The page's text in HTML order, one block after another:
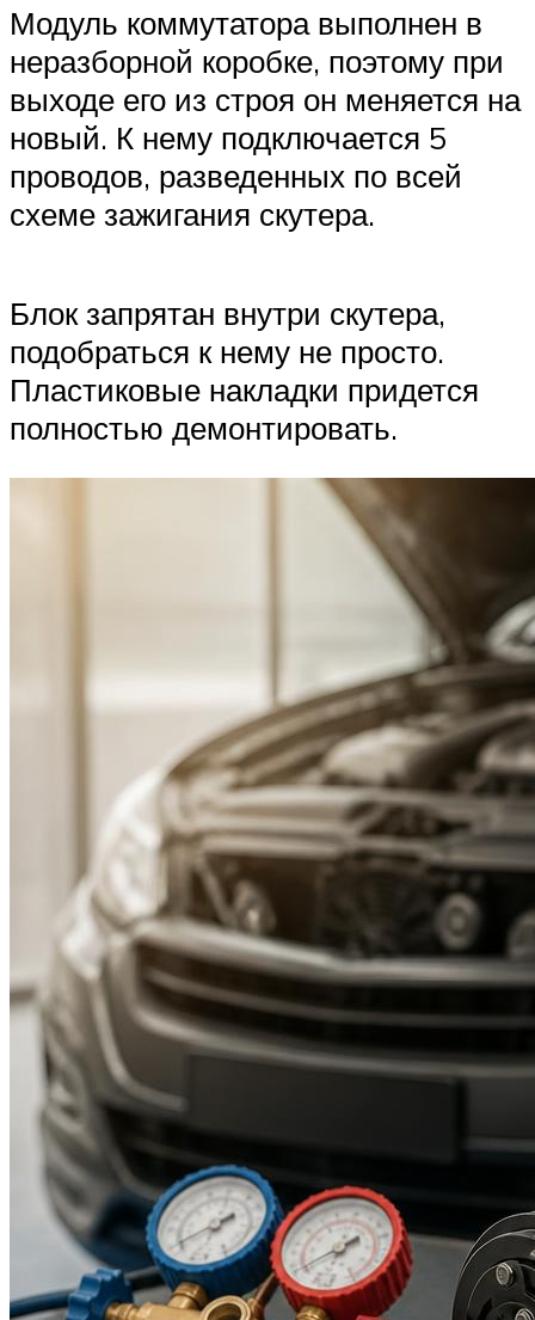
Модуль коммутатора выполнен в
неразборной коробке, поэтому при
выходе его из строя он меняется на
новый. К нему подключается 5
проводов, разведенных по всей
схеме зажигания скутера.
Блок запрятан внутри скутера,
подобраться к нему не просто.
Пластиковые накладки придется
полностью демонтировать.